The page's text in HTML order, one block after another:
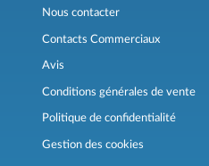
Nous contacter
Contacts Commerciaux
Avis
Conditions générales de vente
Politique de confidentialité
Gestion des cookies